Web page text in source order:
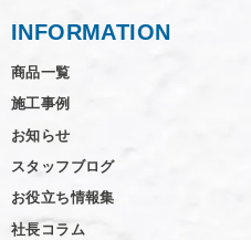
INFORMATION
商品一覧
施工事例
お知らせ
スタッフブログ
お役立ち情報集
社長コラム